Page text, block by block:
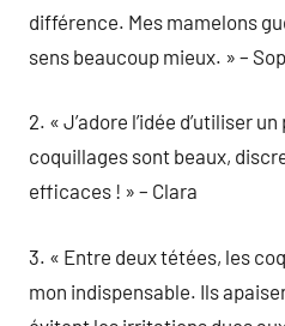
différence. Mes mamelons
sens beaucoup mieux. » –
2. « J’adore l’idée d’utiliser
coquillages sont beaux,
efficaces ! » – Clara
3. « Entre deux tétées, les
mon indispensable. Ils